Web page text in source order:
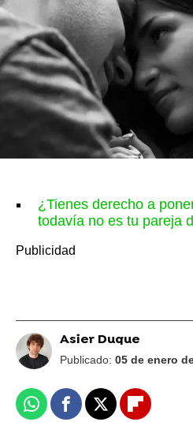
¿Tienes derecho a
todavía no es tu pareja
Asier Duque
Publicado: 05 de enero
WhatsappFacebook
X Flipboard